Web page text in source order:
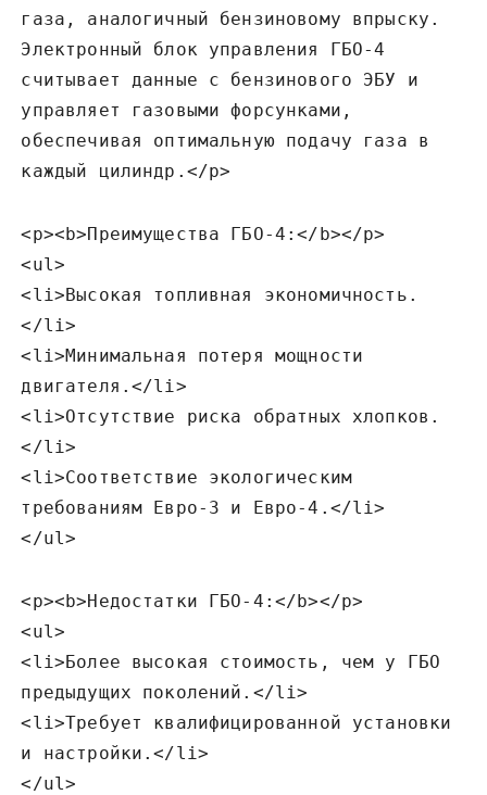
газа‚ аналогичный бензиновому впрыску.
Электронный блок управления ГБО-4
считывает данные с бензинового ЭБУ и
управляет газовыми форсунками‚
обеспечивая оптимальную подачу газа в
каждый цилиндр.</p>
<p><b>Преимущества ГБО-4:</b></p>
<ul>
<li>Высокая топливная экономичность.
</li>
<li>Минимальная потеря мощности
двигателя.</li>
<li>Отсутствие риска обратных хлопков.
</li>
<li>Соответствие экологическим
требованиям Евро-3 и Евро-4.</li>
</ul>
<p><b>Недостатки ГБО-4:</b></p>
<ul>
<li>Более высокая стоимость‚ чем у ГБО
предыдущих поколений.</li>
<li>Требует квалифицированной установки
и настройки.</li>
</ul>